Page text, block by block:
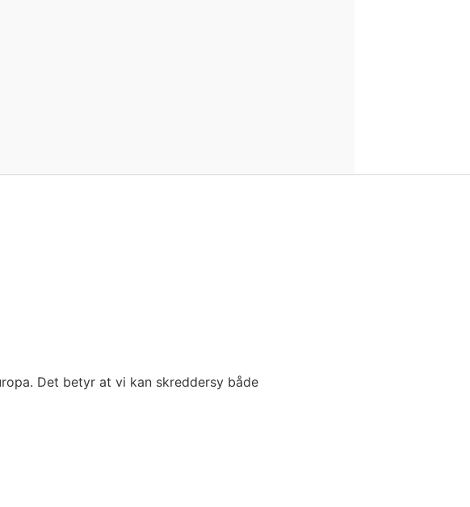
Det betyr at vi kan skreddersy både